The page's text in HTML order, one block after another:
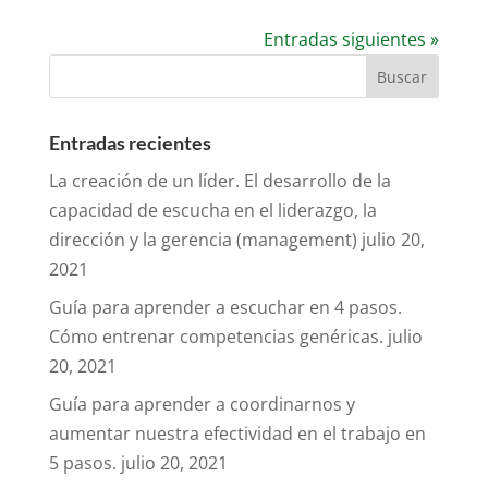
Entradas siguientes »
Entradas recientes
La creación de un líder. El desarrollo de la
capacidad de escucha en el liderazgo, la
dirección y la gerencia (management) julio 20,
2021
Guía para aprender a escuchar en 4 pasos.
Cómo entrenar competencias genéricas. julio
20, 2021
Guía para aprender a coordinarnos y
aumentar nuestra efectividad en el trabajo en
5 pasos. julio 20, 2021